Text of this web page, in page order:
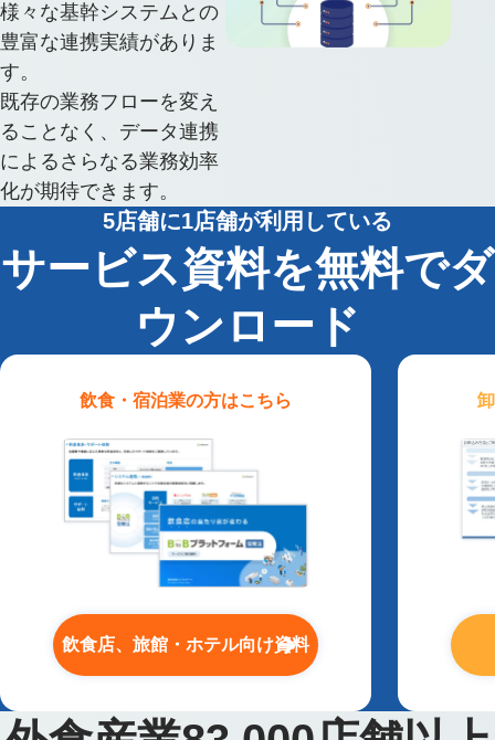
様々な基幹システムとの
豊富な連携実績がありま
す。
既存の業務フローを変え
ることなく、データ連携
によるさらなる業務効率
化が期待できます。
5店舗に1店舗が利用している
サービス資料を無料でダ
ウンロード
飲食・宿泊業の方はこちら
飲食店、旅館・ホテル向け資料